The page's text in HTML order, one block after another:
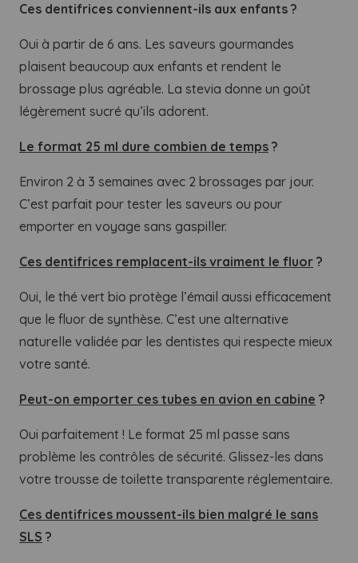
Ces dentifrices conviennent-ils aux enfants ?
Oui à partir de 6 ans. Les saveurs gourmandes
plaisent beaucoup aux enfants et rendent le
brossage plus agréable. La stevia donne un goût
légèrement sucré qu’ils adorent.
Le format 25 ml dure combien de temps ?
Environ 2 à 3 semaines avec 2 brossages par jour.
C’est parfait pour tester les saveurs ou pour
emporter en voyage sans gaspiller.
Ces dentifrices remplacent-ils vraiment le fluor ?
Oui, le thé vert bio protège l’émail aussi efficacement
que le fluor de synthèse. C’est une alternative
naturelle validée par les dentistes qui respecte mieux
votre santé.
Peut-on emporter ces tubes en avion en cabine ?
Oui parfaitement ! Le format 25 ml passe sans
problème les contrôles de sécurité. Glissez-les dans
votre trousse de toilette transparente réglementaire.
Ces dentifrices moussent-ils bien malgré le sans
SLS ?